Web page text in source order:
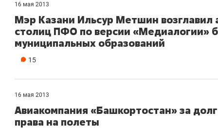
16 мая 2013
Мэр Казани Ильсур Метшин возглавил
столиц ПФО по версии «Медиалогии»
муниципальных образований
15
16 мая 2013
Авиакомпания «Башкортостан» за
права на полеты